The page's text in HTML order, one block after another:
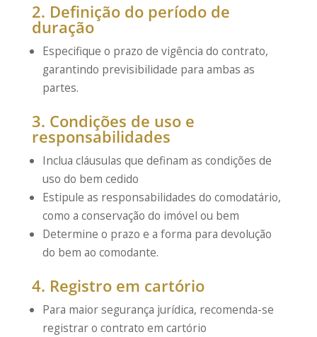
2. Definição do período de
duração
Especifique o prazo de vigência do contrato,
garantindo previsibilidade para ambas as
partes.
3. Condições de uso e
responsabilidades
Inclua cláusulas que definam as condições de
uso do bem cedido
Estipule as responsabilidades do comodatário,
como a conservação do imóvel ou bem
Determine o prazo e a forma para devolução
do bem ao comodante.
4. Registro em cartório
Para maior segurança jurídica, recomenda-se
registrar o contrato em cartório